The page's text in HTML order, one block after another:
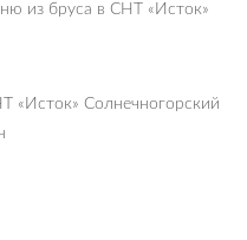
из бруса в СНТ «Исток»